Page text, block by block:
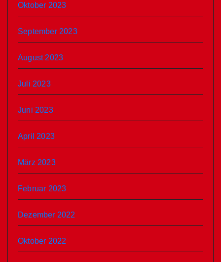
Oktober 2023
September 2023
August 2023
Juli 2023
Juni 2023
April 2023
März 2023
Februar 2023
Dezember 2022
Oktober 2022